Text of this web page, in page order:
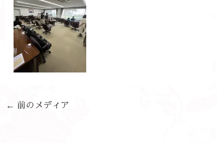
← 前のメディア